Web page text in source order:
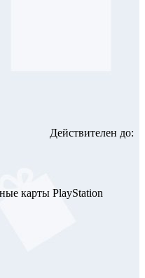
Действителен до:
карты PlayStation